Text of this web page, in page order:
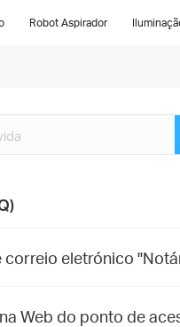
Robot Aspirador
eletrónico
Web do ponto de